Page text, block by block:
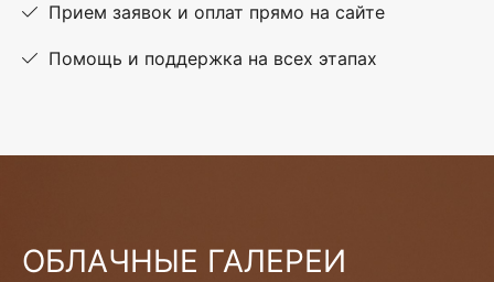
Прием заявок и оплат прямо на сайте
Помощь и поддержка на всех этапах
ОБЛАЧНЫЕ ГАЛЕРЕИ